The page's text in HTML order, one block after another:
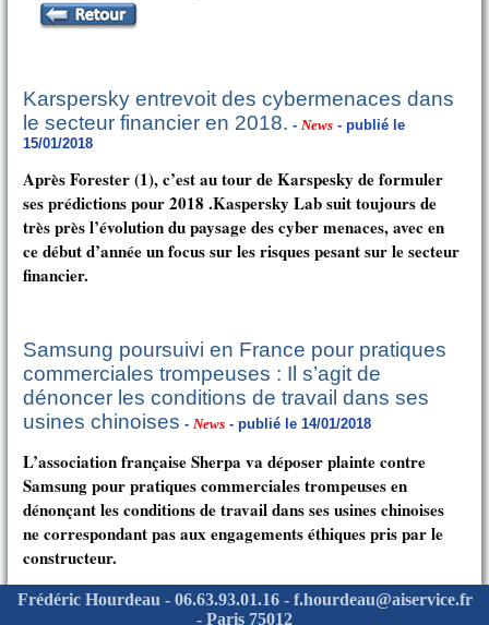
Karspersky entrevoit des cybermenaces dans
le secteur financier en 2018. - News - publié le
15/01/2018
Après Forester (1), c’est au tour de Karspesky de formuler
ses prédictions pour 2018 .Kaspersky Lab suit toujours de
très près l’évolution du paysage des cyber menaces, avec en
ce début d’année un focus sur les risques pesant sur le secteur
financier.
Samsung poursuivi en France pour pratiques
commerciales trompeuses : Il s’agit de
dénoncer les conditions de travail dans ses
usines chinoises - News - publié le 14/01/2018
L’association française Sherpa va déposer plainte contre
Samsung pour pratiques commerciales trompeuses en
dénonçant les conditions de travail dans ses usines chinoises
ne correspondant pas aux engagements éthiques pris par le
constructeur.
Frédéric Hourdeau - 06.63.93.01.16 - f.hourdeau@aiservice.fr
- Paris 75012